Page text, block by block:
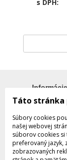
s DPH:
Informácie
Všetko o
Obchodné
Ochrana
Táto stránka
Súbory cookies
našej webovej
súborov cookies
preferovaný jazyk,
zobrazovaných